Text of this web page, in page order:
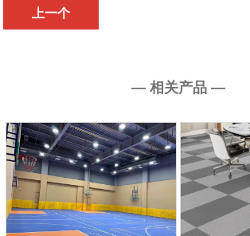
上一个
— 相关产品 —